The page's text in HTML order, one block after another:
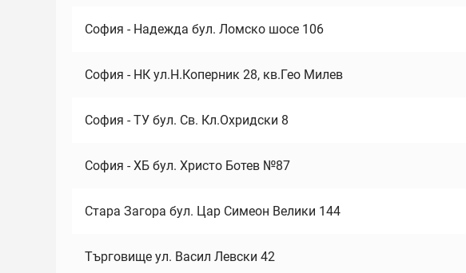
София - Надежда бул. Ломско шосе 106
София - НК ул.Н.Коперник 28, кв.Гео Милев
София - ТУ бул. Св. Кл.Охридски 8
София - ХБ бул. Христо Ботев №87
Стара Загора бул. Цар Симеон Велики 144
Търговище ул. Васил Левски 42